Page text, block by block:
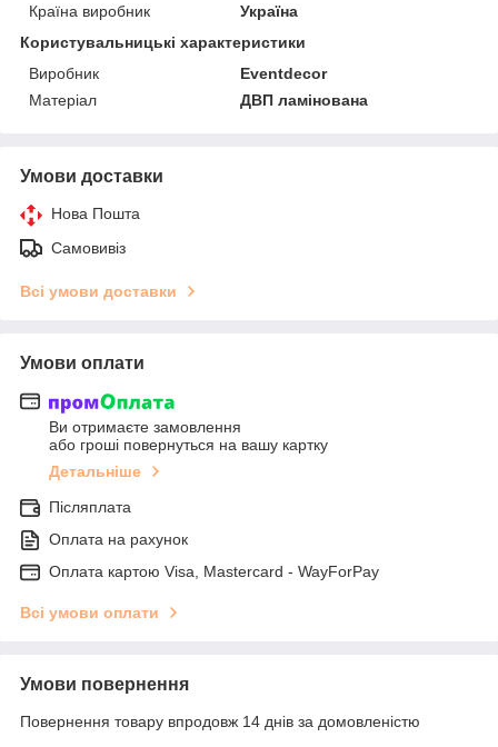
Країна виробник
Україна
Користувальницькі характеристики
Виробник
Eventdecor
Матеріал
ДВП ламінована
Умови доставки
Нова Пошта
Самовивіз
Всі умови доставки
Умови оплати
Ви отримаєте замовлення
або гроші повернуться на вашу картку
Детальніше
Післяплата
Оплата на рахунок
Оплата картою Visa, Mastercard - WayForPay
Всі умови оплати
Умови повернення
Повернення товару впродовж 14 днів за домовленістю